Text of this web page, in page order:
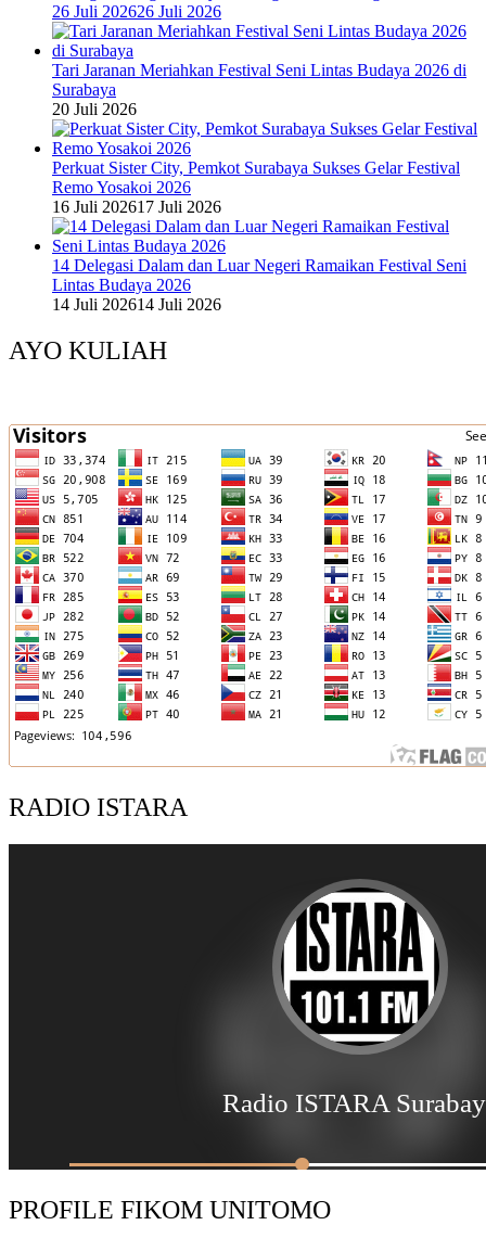
26 Juli 202626 Juli 2026
Tari Jaranan Meriahkan Festival Seni Lintas Budaya 2026 di
Surabaya
20 Juli 2026
Perkuat Sister City, Pemkot Surabaya Sukses Gelar Festival
Remo Yosakoi 2026
16 Juli 202617 Juli 2026
14 Delegasi Dalam dan Luar Negeri Ramaikan Festival Seni
Lintas Budaya 2026
14 Juli 202614 Juli 2026
AYO KULIAH
RADIO ISTARA
PROFILE FIKOM UNITOMO